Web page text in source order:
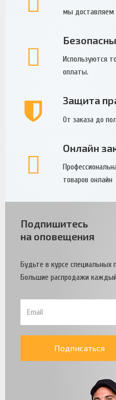
мы доставляем
Используются
оплаты.
Защита
От заказа до
Онлайн
товаров онлайн
Подпишитесь
на оповещения
Будьте в курсе специальных
Большие распродажи
Подписаться